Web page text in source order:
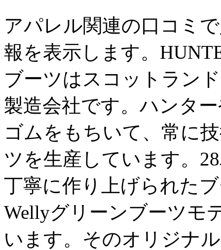
アパレル関連の口コミ
報を表示します。
ブーツはスコットラン
製造会社です。ハンタ
ゴムをもちいて、常に
ツを生産しています。
丁寧に作り上げられた
Wellyグリーンブーツモ
います。そのオリジナ